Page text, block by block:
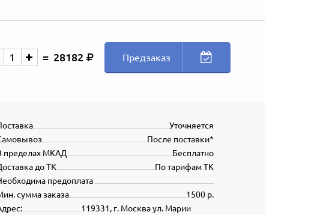
28182 Предзаказ
Уточняется
После поставки*
Бесплатно
пределах МКАД
По тарифам ТК
до ТК
предоплата
1500 р.
сумма заказа
119331, г. Москва ул. Марии